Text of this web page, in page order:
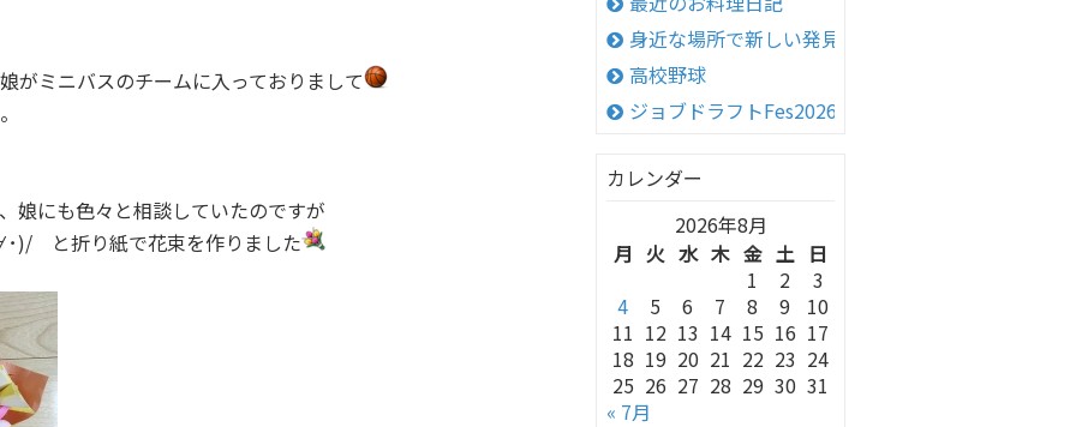
がミニバスのチームに入っておりまして
娘にも色々と相談していたのですが
･)/ と折り紙で花束を作りました
身近な場所で新しい発見！
高校野球
ジョブドラフトFes2026 in 神戸
カレンダー
2026年8月
月 火 水 木 金 土 日
1
2
3
4
5 6 7 8 9
10
11 12 13 14 15 16 17
18 19 20 21 22 23 24
25 26 27 28 29 30 31
« 7月